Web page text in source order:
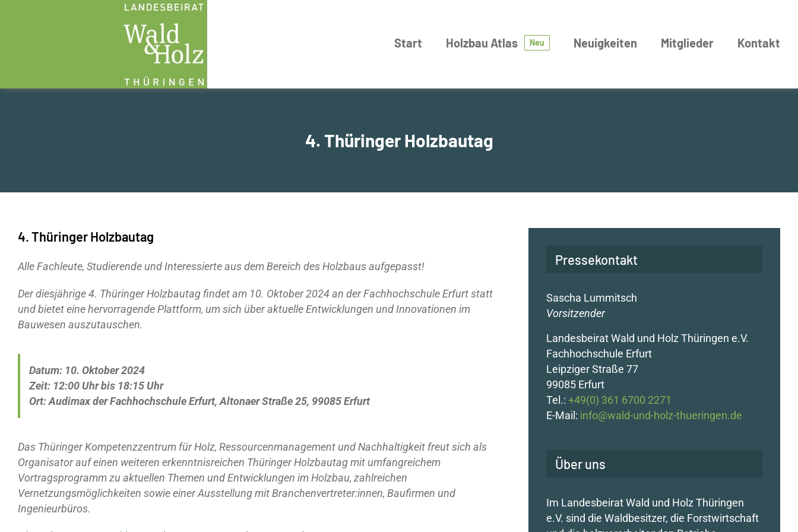
Start Holzbau Atlas Neu Neuigkeiten Mitglieder Kontakt
4. Thüringer Holzbautag
4. Thüringer Holzbautag
Alle Fachleute, Studierende und Interessierte aus dem Bereich des Holzbaus aufgepasst!
Der diesjährige 4. Thüringer Holzbautag findet am 10. Oktober 2024 an der Fachhochschule Erfurt statt
und bietet eine hervorragende Plattform, um sich über aktuelle Entwicklungen und Innovationen im
Bauwesen auszutauschen.
Datum: 10. Oktober 2024
Zeit: 12:00 Uhr bis 18:15 Uhr
Ort: Audimax der Fachhochschule Erfurt, Altonaer Straße 25, 99085 Erfurt
Das Thüringer Kompetenzzentrum für Holz, Ressourcenmanagement und Nachhaltigkeit freut sich als
Organisator auf einen weiteren erkenntnisreichen Thüringer Holzbautag mit umfangreichem
Vortragsprogramm zu aktuellen Themen und Entwicklungen im Holzbau, zahlreichen
Vernetzungsmöglichkeiten sowie einer Ausstellung mit Branchenvertreter:innen, Baufirmen und
Ingenieurbüros.
Pressekontakt
Sascha Lummitsch
Vorsitzender
Landesbeirat Wald und Holz Thüringen e.V.
Fachhochschule Erfurt
Leipziger Straße 77
99085 Erfurt
Tel.:+49(0) 361 6700 2271
E-Mail: info@wald-und-holz-thueringen.de
Über uns
Im Landesbeirat Wald und Holz Thüringen
e.V. sind die Waldbesitzer, die Forstwirtschaft